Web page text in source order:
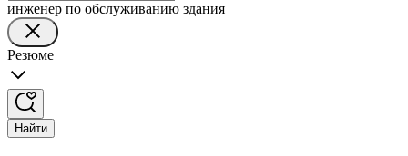
инженер по обслуживанию здания
Резюме
Найти